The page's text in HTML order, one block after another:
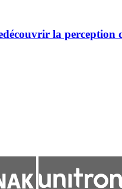
la perception